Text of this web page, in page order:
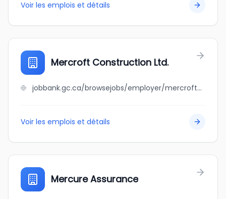
Voir les emplois et détails
Mercroft Construction Ltd.
jobbank.gc.ca/browsejobs/employer/mercroft+construction+ltd./ca
Voir les emplois et détails
Mercure Assurance